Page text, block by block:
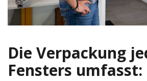
Die Verpackung
Fensters umfasst: